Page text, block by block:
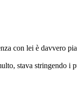
con lei è davvero
stava stringendo i